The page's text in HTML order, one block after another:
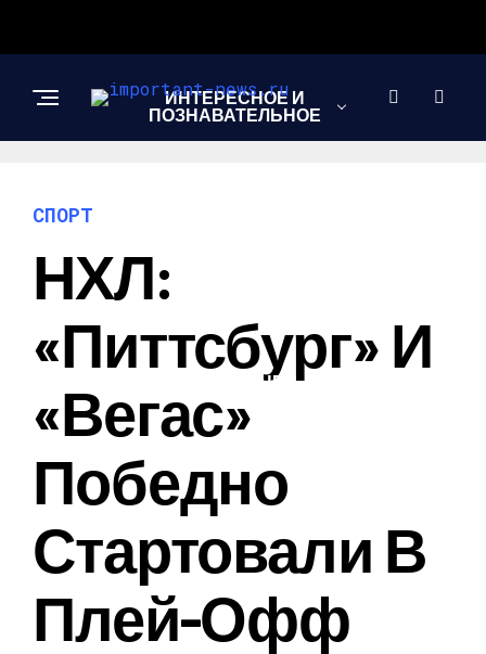
ИНТЕРЕСНОЕ И
ПОЗНАВАТЕЛЬНОЕ
ШОУ-БИЗНЕС
СПОРТ
НХЛ:
«Питтсбург» И
«Вегас»
Победно
Стартовали В
Плей-Офф